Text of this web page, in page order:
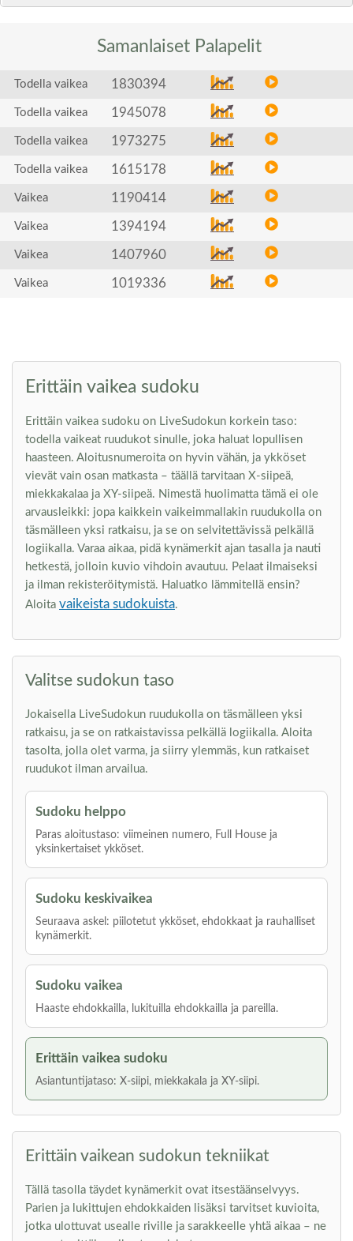
Samanlaiset Palapelit
Todella vaikea 1830394
Todella vaikea 1945078
Todella vaikea 1973275
Todella vaikea 1615178
Vaikea 1190414
Vaikea 1394194
Vaikea 1407960
Vaikea 1019336
Erittäin vaikea sudoku
Erittäin vaikea sudoku on LiveSudokun korkein taso:
todella vaikeat ruudukot sinulle, joka haluat lopullisen
haasteen. Aloitusnumeroita on hyvin vähän, ja ykköset
vievät vain osan matkasta – täällä tarvitaan X-siipeä,
miekkakalaa ja XY-siipeä. Nimestä huolimatta tämä ei ole
arvausleikki: jopa kaikkein vaikeimmallakin ruudukolla on
täsmälleen yksi ratkaisu, ja se on selvitettävissä pelkällä
logiikalla. Varaa aikaa, pidä kynämerkit ajan tasalla ja nauti
hetkestä, jolloin kuvio vihdoin avautuu. Pelaat ilmaiseksi
ja ilman rekisteröitymistä. Haluatko lämmitellä ensin?
Aloita vaikeista sudokuista.
Valitse sudokun taso
Jokaisella LiveSudokun ruudukolla on täsmälleen yksi
ratkaisu, ja se on ratkaistavissa pelkällä logiikalla. Aloita
tasolta, jolla olet varma, ja siirry ylemmäs, kun ratkaiset
ruudukot ilman arvailua.
Sudoku helppo
Paras aloitustaso: viimeinen numero, Full House ja
yksinkertaiset ykköset.
Sudoku keskivaikea
Seuraava askel: piilotetut ykköset, ehdokkaat ja rauhalliset
kynämerkit.
Sudoku vaikea
Haaste ehdokkailla, lukituilla ehdokkailla ja pareilla.
Erittäin vaikea sudoku
Asiantuntijataso: X-siipi, miekkakala ja XY-siipi.
Erittäin vaikean sudokun tekniikat
Tällä tasolla täydet kynämerkit ovat itsestäänselvyys.
Parien ja lukittujen ehdokkaiden lisäksi tarvitset kuvioita,
jotka ulottuvat usealle riville ja sarakkeelle yhtä aikaa – ne